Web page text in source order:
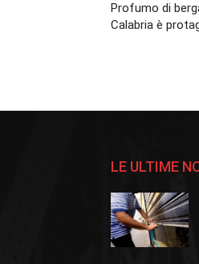
Profumo di
Calabria è
LE ULTIME